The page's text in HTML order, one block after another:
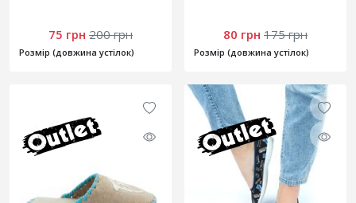
75 грн 200 грн
Розмір (довжина устілок)
80 грн 175 грн
Розмір (довжина устілок)